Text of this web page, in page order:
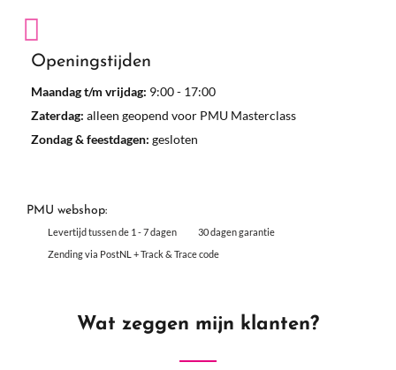
Openingstijden
Maandag t/m vrijdag: 9:00 - 17:00
Zaterdag: alleen geopend voor PMU Masterclass
Zondag & feestdagen: gesloten
PMU webshop:
Levertijd tussen de 1 - 7 dagen
30 dagen garantie
Zending via PostNL + Track & Trace code
Wat zeggen mijn klanten?